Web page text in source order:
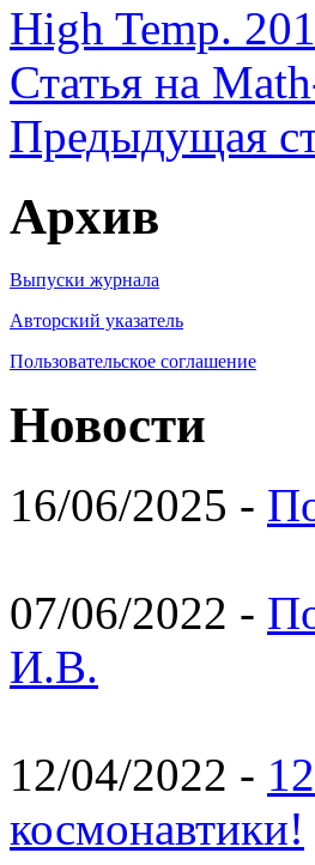
High Temp.
Статья на
Предыдущая
Архив
Выпуски журнала
Авторский указатель
Пользовательское соглашение
Новости
16/06/2025 -
07/06/2022 -
И.В.
12/04/2022 -
космонавтики!